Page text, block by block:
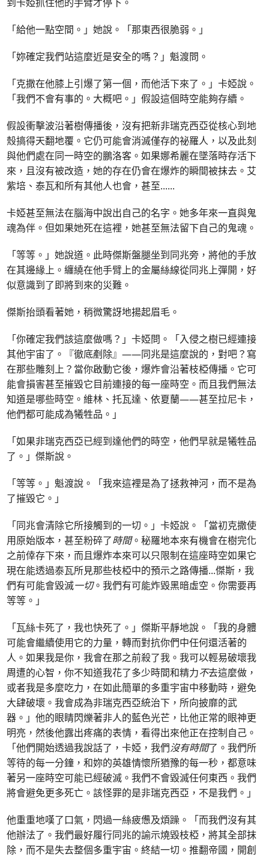
「給他一點空間。」她說。「那東西很脆弱。」
「妳確定我們站這麼近是安全的嗎？」魁渡問。
「克撒在他膝上引爆了第一個，而他活下來了。」卡婭說。
「我們不會有事的。大概吧。」假設這個時空能夠存續。
假設衝擊波沿著樹傳播後，沒有把新非瑞克西亞從核心到地
殼搞得天翻地覆。它仍可能會消滅僅存的祕羅人，以及此刻
與他們處在同一時空的鵬洛客。如果娜希麗在墜落時存活下
來，且沒有被改造，她的存在仍會在爆炸的瞬間被抹去。艾
紫培、泰瓦和所有其他人也會，甚至......
卡婭甚至無法在腦海中說出自己的名字。她多年來一直與鬼
魂為伴。但如果她死在這裡，她甚至無法留下自己的鬼魂。
「等等。」她說道。此時傑斯盤腿坐到同兆旁，將他的手放
在其邊緣上。纏繞在他手臂上的金屬絲線從同兆上彈開，好
似意識到了即將到來的災難。
傑斯抬頭看著她，稍微驚訝地揚起眉毛。
「你確定我們該這麼做嗎？」卡婭問。「入侵之樹已經連接
其他宇宙了。『徹底剷除』——同兆是這麼說的，對吧？寫
在那些雕刻上？當你啟動它後，爆炸會沿著枝椏傳播。它可
能會損害甚至摧毀它目前連接的每一座時空。而且我們無法
知道是哪些時空。維林、托瓦達、依夏蘭——甚至拉尼卡，
他們都可能成為犧牲品。」
「如果非瑞克西亞已經到達他們的時空，他們早就是犧牲品
了。」傑斯說。
「等等。」魁渡說。「我來這裡是為了拯救神河，而不是為
了摧毀它。」
「同兆會清除它所接觸到的一切。」卡婭說。「當初克撒使
用原始版本，甚至粉碎了時間。秘羅地本來有機會在樹完化
之前倖存下來，而且爆炸本來可以只限制在這座時空如果它
現在能透過泰瓦所見那些枝椏中的預示之路傳播...傑斯，我
們有可能會毀滅一切。我們有可能炸毀黑暗虛空。你需要再
等等。」
「瓦絲卡死了，我也快死了。」傑斯平靜地說。「我的身體
可能會繼續使用它的力量，轉而對抗你們中任何還活著的
人。如果我是你，我會在那之前殺了我。我可以輕易破壞我
周遭的心智，你不知道我花了多少時間和精力不去這麼做，
或者我是多麼吃力，在如此簡單的多重宇宙中移動時，避免
大肆破壞。我會成為非瑞克西亞統治下，所向披靡的武
器。」他的眼睛閃爍著非人的藍色光芒，比他正常的眼神更
明亮，然後他露出疼痛的表情，看得出來他正在控制自己。
「他們開始透過我說話了，卡婭，我們沒有時間了。我們所
等待的每一分鐘，和妳的英雄情懷所猶豫的每一秒，都意味
著另一座時空可能已經破滅。我們不會毀滅任何東西。我們
將會避免更多死亡。該怪罪的是非瑞克西亞，不是我們。」
他重重地嘆了口氣，閃過一絲疲憊及煩躁。「而我們沒有其
他辦法了。我們最好履行同兆的諭示燒毀枝椏，將其全部抹
除，而不是失去整個多重宇宙。終結一切。推翻帝國，開創